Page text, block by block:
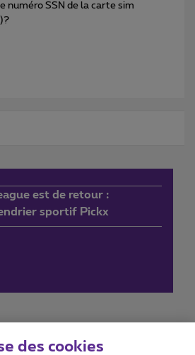
numéro SSN de la carte sim
est de retour :
sportif Pickx
des cookies